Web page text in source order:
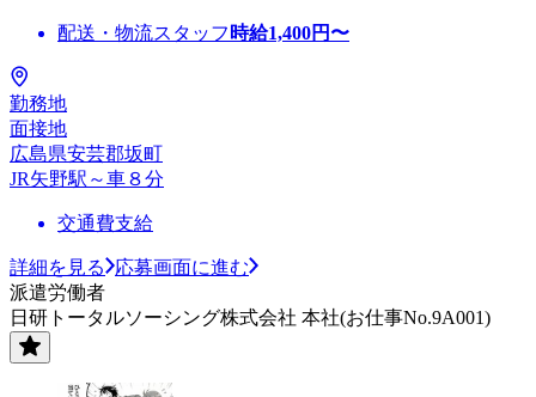
配送・物流スタッフ 時給1,400円〜
勤務地
面接地
広島県安芸郡坂町
JR矢野駅～車８分
交通費支給
詳細を見る
応募画面に進む
派遣労働者
日研トータルソーシング株式会社 本社(お仕事No.9A001)